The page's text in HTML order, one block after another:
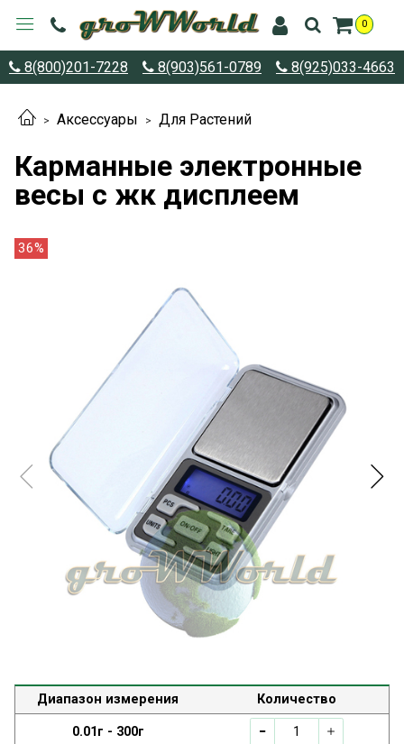
0
8(800)201-7228 8(903)561-0789 8(925)033-4663
Аксессуары Для Растений
Карманные электронные
весы с жк дисплеем
36%
Диапазон измерения Количество
0.01г - 300г